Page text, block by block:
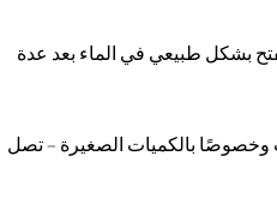
بشكل طبيعي في الماء بعد عدة
وخصوصًا بالكميات الصغيرة – تصل